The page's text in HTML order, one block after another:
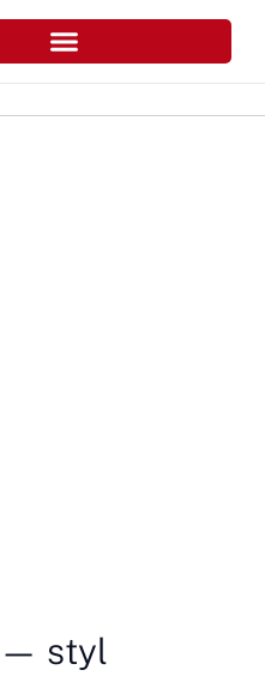
— styl